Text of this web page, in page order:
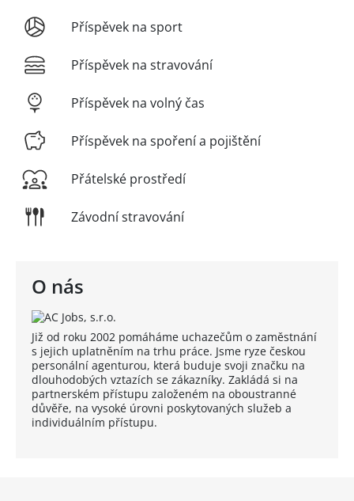
O nás
Již od roku 2002 pomáháme uchazečům o zaměstnání
s jejich uplatněním na trhu práce. Jsme ryze českou
personální agenturou, která buduje svoji značku na
dlouhodobých vztazích se zákazníky. Zakládá si na
partnerském přístupu založeném na oboustranné
důvěře, na vysoké úrovni poskytovaných služeb a
individuálním přístupu.
Příspěvek na sport
Příspěvek na stravování
Příspěvek na volný čas
Příspěvek na spoření a pojištění
Přátelské prostředí
Závodní stravování